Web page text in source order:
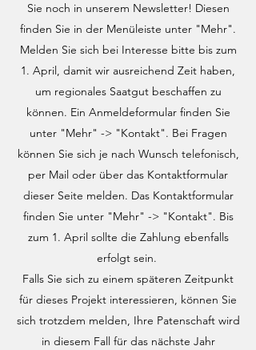
Sie noch in unserem Newsletter! Diesen
finden Sie in der Menüleiste unter "Mehr".
Melden Sie sich bei Interesse bitte bis zum
1. April, damit wir ausreichend Zeit haben,
um regionales Saatgut beschaffen zu
können. Ein Anmeldeformular finden Sie
unter "Mehr" -> "Kontakt". Bei Fragen
können Sie sich je nach Wunsch telefonisch,
per Mail oder über das Kontaktformular
dieser Seite melden. Das Kontaktformular
finden Sie unter "Mehr" -> "Kontakt". Bis
zum 1. April sollte die Zahlung ebenfalls
erfolgt sein.
Falls Sie sich zu einem späteren Zeitpunkt
für dieses Projekt interessieren, können Sie
sich trotzdem melden, Ihre Patenschaft wird
in diesem Fall für das nächste Jahr